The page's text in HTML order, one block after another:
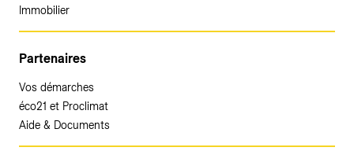
Immobilier
Partenaires
Vos démarches
éco21 et Proclimat
Aide & Documents